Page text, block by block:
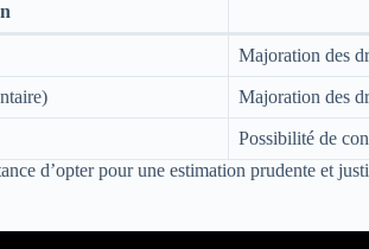
Majoration des
Majoration des
Possibilité de
d’opter pour une estimation prudente et